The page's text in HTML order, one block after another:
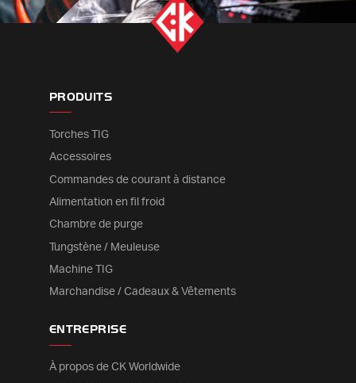
PRODUITS
Torches TIG
Accessoires
Commandes de courant à distance
Alimentation en fil froid
Chambre de purge
Tungstène / Meuleuse
Machine TIG
Marchandise / Cadeaux & Vêtements
ENTREPRISE
À propos de CK Worldwide